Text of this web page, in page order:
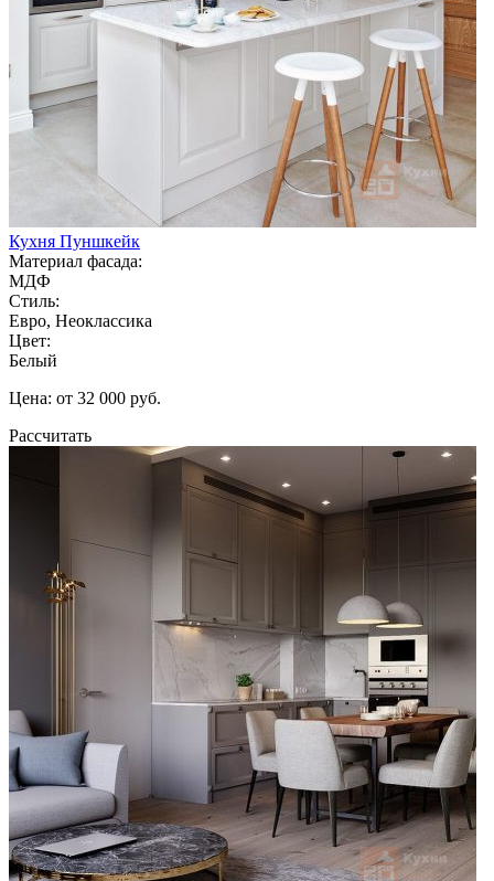
Кухня Пуншкейк
Материал фасада:
МДФ
Стиль:
Евро, Неоклассика
Цвет:
Белый
Цена: от 32 000 руб.
Рассчитать